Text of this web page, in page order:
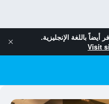
أيضاً باللغة الإنجليزية.
Visit